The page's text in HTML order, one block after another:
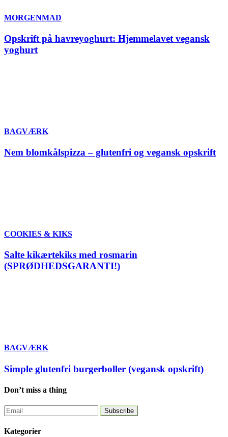
MORGENMAD
Opskrift på havreyoghurt: Hjemmelavet vegansk
yoghurt
BAGVÆRK
Nem blomkålspizza – glutenfri og vegansk opskrift
COOKIES & KIKS
Salte kikærtekiks med rosmarin
(SPRØDHEDSGARANTI!)
BAGVÆRK
Simple glutenfri burgerboller (vegansk opskrift)
Don’t miss a thing
Kategorier